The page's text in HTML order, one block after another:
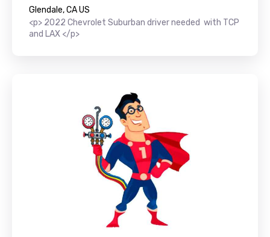
Glendale, CA US
<p> 2022 Chevrolet Suburban driver needed with TCP
and LAX </p>